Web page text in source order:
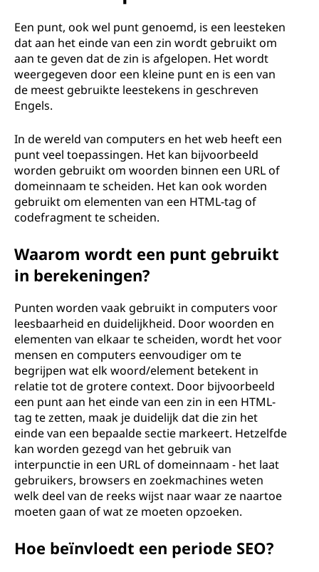
Een punt, ook wel punt genoemd, is een leesteken
dat aan het einde van een zin wordt gebruikt om
aan te geven dat de zin is afgelopen. Het wordt
weergegeven door een kleine punt en is een van
de meest gebruikte leestekens in geschreven
Engels.
In de wereld van computers en het web heeft een
punt veel toepassingen. Het kan bijvoorbeeld
worden gebruikt om woorden binnen een URL of
domeinnaam te scheiden. Het kan ook worden
gebruikt om elementen van een HTML-tag of
codefragment te scheiden.
Waarom wordt een punt gebruikt
in berekeningen?
Punten worden vaak gebruikt in computers voor
leesbaarheid en duidelijkheid. Door woorden en
elementen van elkaar te scheiden, wordt het voor
mensen en computers eenvoudiger om te
begrijpen wat elk woord/element betekent in
relatie tot de grotere context. Door bijvoorbeeld
een punt aan het einde van een zin in een HTML-
tag te zetten, maak je duidelijk dat die zin het
einde van een bepaalde sectie markeert. Hetzelfde
kan worden gezegd van het gebruik van
interpunctie in een URL of domeinnaam - het laat
gebruikers, browsers en zoekmachines weten
welk deel van de reeks wijst naar waar ze naartoe
moeten gaan of wat ze moeten opzoeken.
Hoe beïnvloedt een periode SEO?